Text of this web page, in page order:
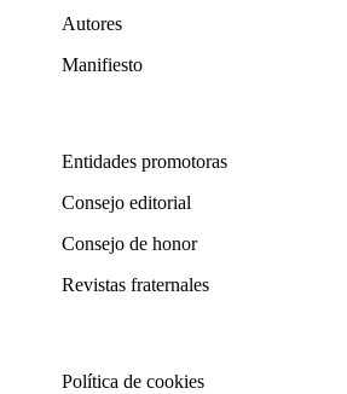
Autores
Manifiesto
Entidades promotoras
Consejo editorial
Consejo de honor
Revistas fraternales
Política de cookies